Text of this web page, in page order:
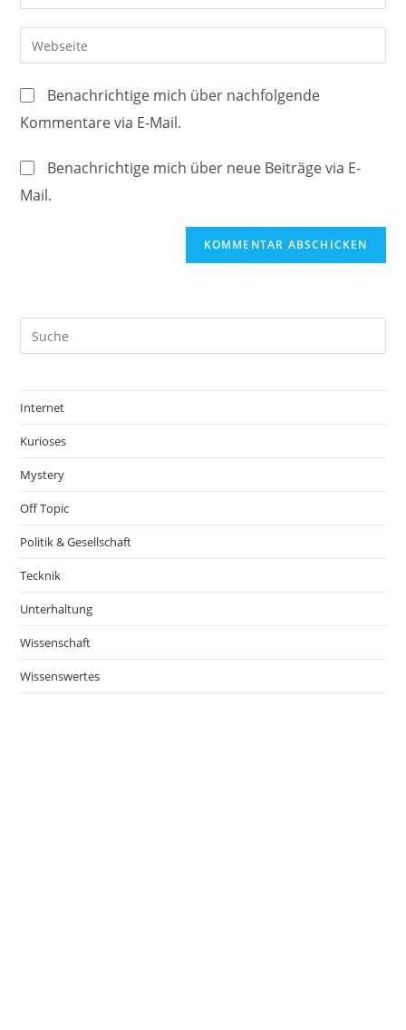
Benutzernamen
zum
ein
deine
E-
Mail-
zum
Kommentieren
Gib
deine
Website-
URL
ein
Benachrichtige mich über nachfolgende
Kommentare via E-Mail.
Benachrichtige mich über neue Beiträge via E-
Mail.
Internet
Kurioses
Mystery
Off Topic
Politik & Gesellschaft
Tecknik
Unterhaltung
Wissenschaft
Wissenswertes